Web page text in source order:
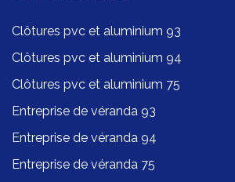
Clôtures pvc et aluminium 93
Clôtures pvc et aluminium 94
Clôtures pvc et aluminium 75
Entreprise de véranda 93
Entreprise de véranda 94
Entreprise de véranda 75